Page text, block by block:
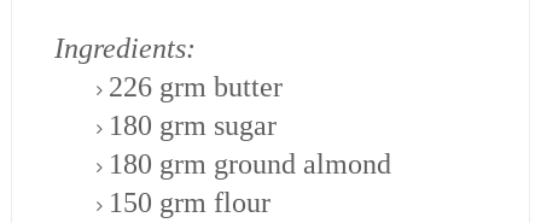
Ingredients:
226 grm butter
180 grm sugar
180 grm ground almond
150 grm flour